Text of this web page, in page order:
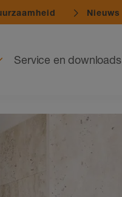
Nieuws
Service en downloads